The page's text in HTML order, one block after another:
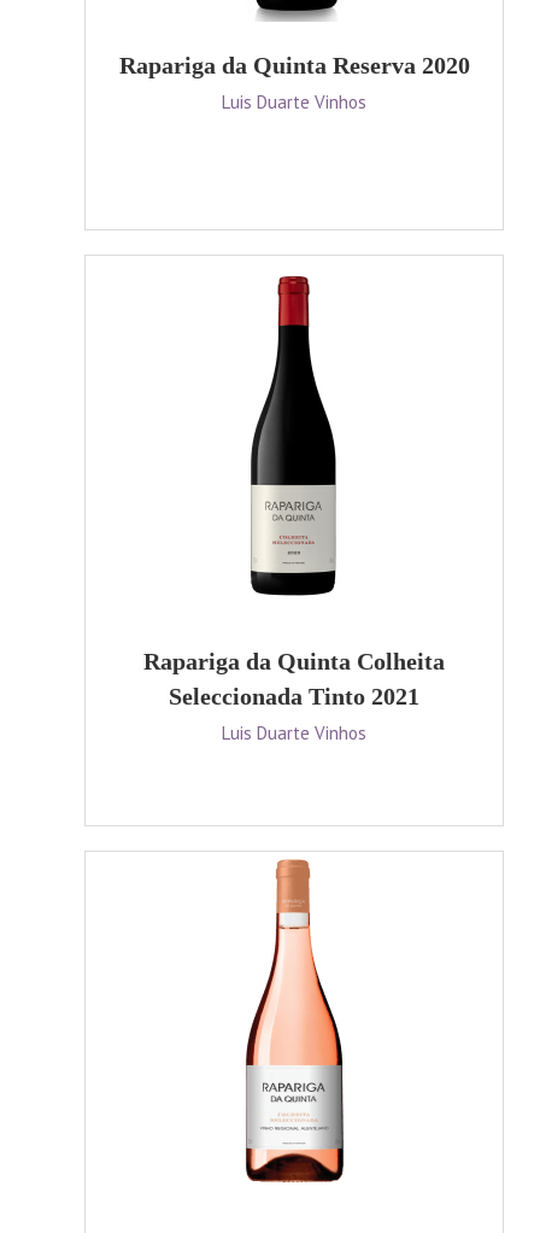
Rapariga da Quinta Reserva 2020
Luis Duarte Vinhos
Rapariga da Quinta Colheita
Seleccionada Tinto 2021
Luis Duarte Vinhos